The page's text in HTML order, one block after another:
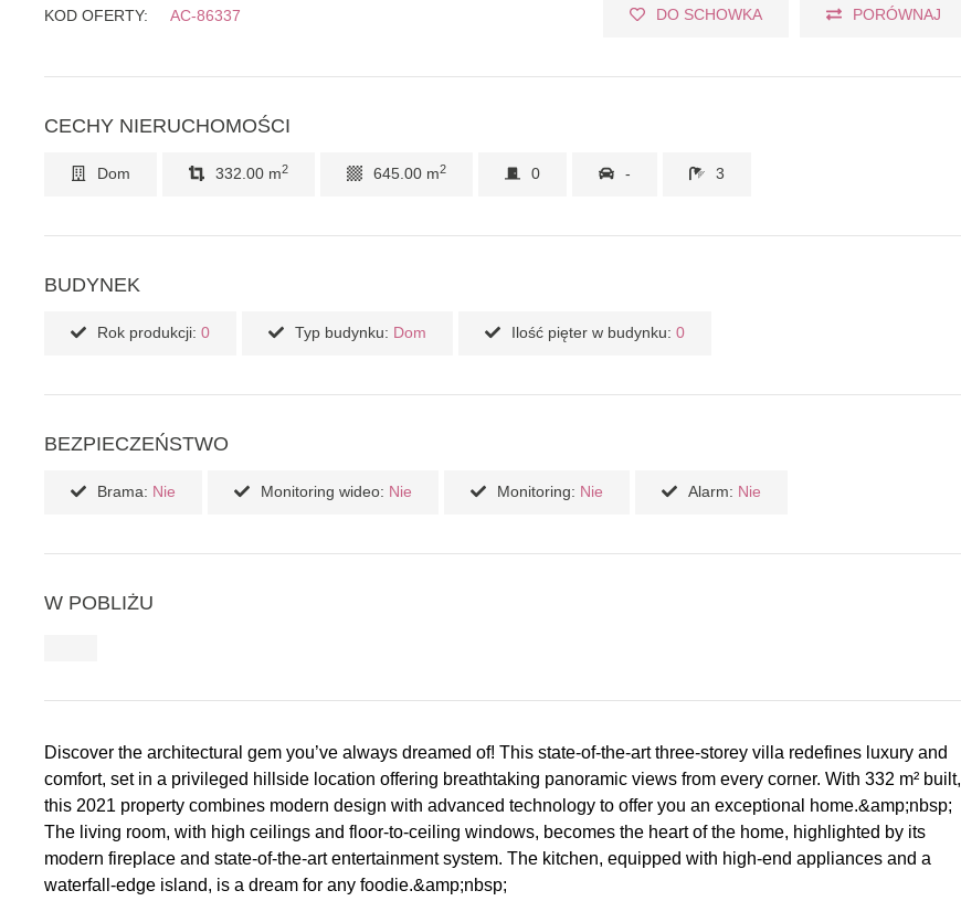
KOD OFERTY: AC-86337 DO SCHOWKA PORÓWNAJ
CECHY NIERUCHOMOŚCI
Dom 332.00 m2 645.00 m2 0 - 3
BUDYNEK
Rok produkcji: 0 Typ budynku: Dom Ilość pięter w budynku: 0
BEZPIECZEŃSTWO
Brama: Nie Monitoring wideo: Nie Monitoring: Nie Alarm: Nie
W POBLIŻU
Discover the architectural gem you’ve always dreamed of! This state-of-the-art three-storey villa redefines luxury and
comfort, set in a privileged hillside location offering breathtaking panoramic views from every corner. With 332 m² built,
this 2021 property combines modern design with advanced technology to offer you an exceptional home.&amp;nbsp;
The living room, with high ceilings and floor-to-ceiling windows, becomes the heart of the home, highlighted by its
modern fireplace and state-of-the-art entertainment system. The kitchen, equipped with high-end appliances and a
waterfall-edge island, is a dream for any foodie.&amp;nbsp;